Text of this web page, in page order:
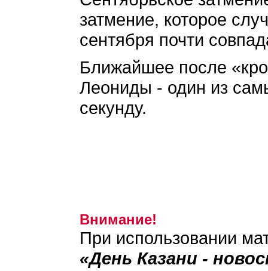
затмение, которое
сентября почти
Ближайшее после
Леониды - один из
секунду.
Внимание!
При использовании
«День Казани -